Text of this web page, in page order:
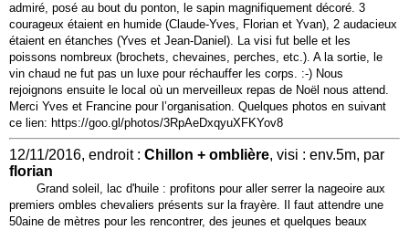
admiré, posé au bout du ponton, le sapin magnifiquement décoré. 3
courageux étaient en humide (Claude-Yves, Florian et Yvan), 2 audacieux
étaient en étanches (Yves et Jean-Daniel). La visi fut belle et les
poissons nombreux (brochets, chevaines, perches, etc.). A la sortie, le
vin chaud ne fut pas un luxe pour réchauffer les corps. :-) Nous
rejoignons ensuite le local où un merveilleux repas de Noël nous attend.
Merci Yves et Francine pour l’organisation. Quelques photos en suivant
ce lien: https://goo.gl/photos/3RpAeDxqyuXFKYov8
12/11/2016, endroit : Chillon + omblière, visi : env.5m, par
florian
Grand soleil, lac d'huile : profitons pour aller serrer la nageoire aux
premiers ombles chevaliers présents sur la frayère. Il faut attendre une
50aine de mètres pour les rencontrer, des jeunes et quelques beaux